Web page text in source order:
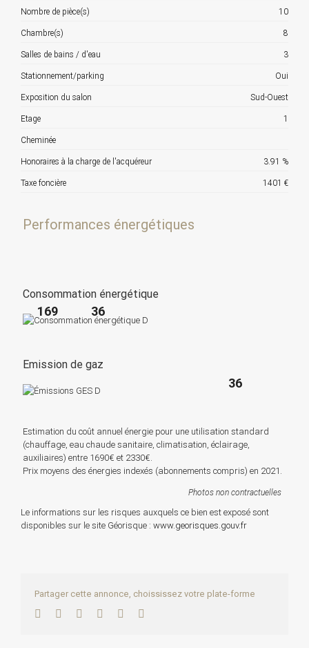
Nombre de pièce(s) 10
Chambre(s) 8
Salles de bains / d'eau 3
Stationnement/parking Oui
Exposition du salon Sud-Ouest
Etage 1
Cheminée
Honoraires à la charge de l'acquéreur 3.91 %
Taxe foncière 1401 €
Performances énergétiques
Consommation énergétique
169 36
Emission de gaz
36
Estimation du coût annuel énergie pour une utilisation standard
(chauffage, eau chaude sanitaire, climatisation, éclairage,
auxiliaires) entre 1690€ et 2330€.
Prix moyens des énergies indexés (abonnements compris) en 2021.
Photos non contractuelles
Le informations sur les risques auxquels ce bien est exposé sont
disponibles sur le site Géorisque : www.georisques.gouv.fr
Partager cette annonce, choississez votre plate-forme
Facebook
TwitterLinkedInWhatsApp
Pinterest